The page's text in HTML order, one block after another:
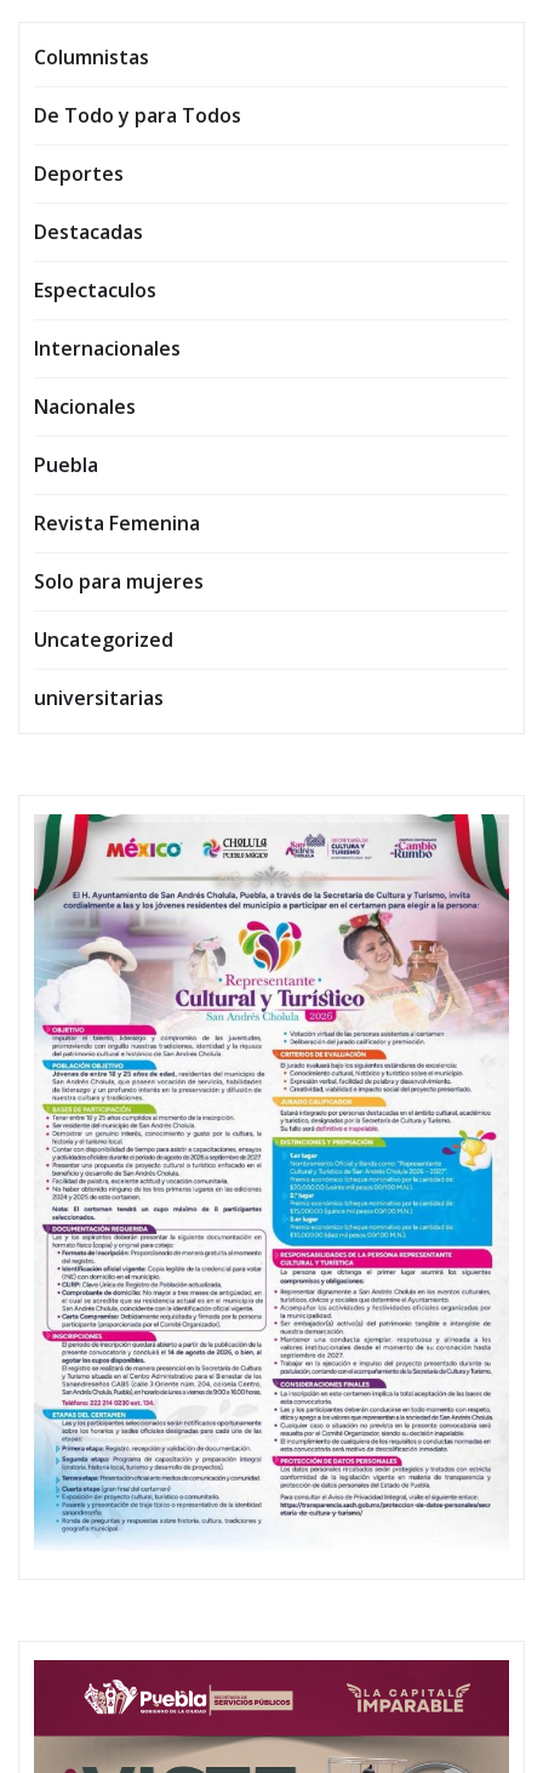
Columnistas
De Todo y para Todos
Deportes
Destacadas
Espectaculos
Internacionales
Nacionales
Puebla
Revista Femenina
Solo para mujeres
Uncategorized
universitarias